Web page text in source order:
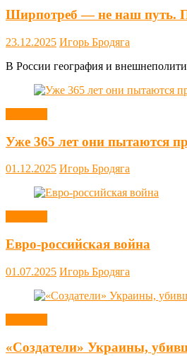
Ширпотреб — не наш путь.
23.12.2025 Игорь Бродяга
В России география и
Уже 365 лет они пытаются
01.12.2025 Игорь Бродяга
Евро-российская война
01.07.2025 Игорь Бродяга
«Создатели» Украины,